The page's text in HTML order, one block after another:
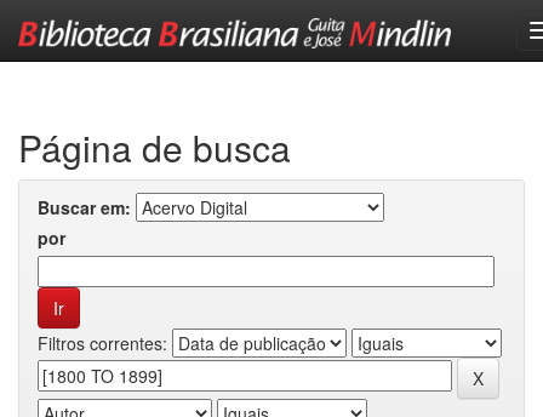
Página de busca
Buscar em:
por
Filtros correntes: